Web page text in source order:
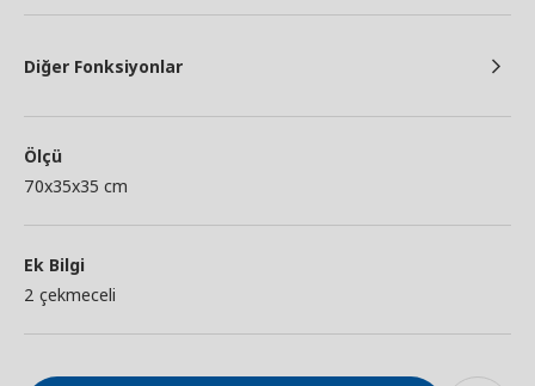
Diğer Fonksiyonlar
Ölçü
70x35x35 cm
Ek Bilgi
2 çekmeceli